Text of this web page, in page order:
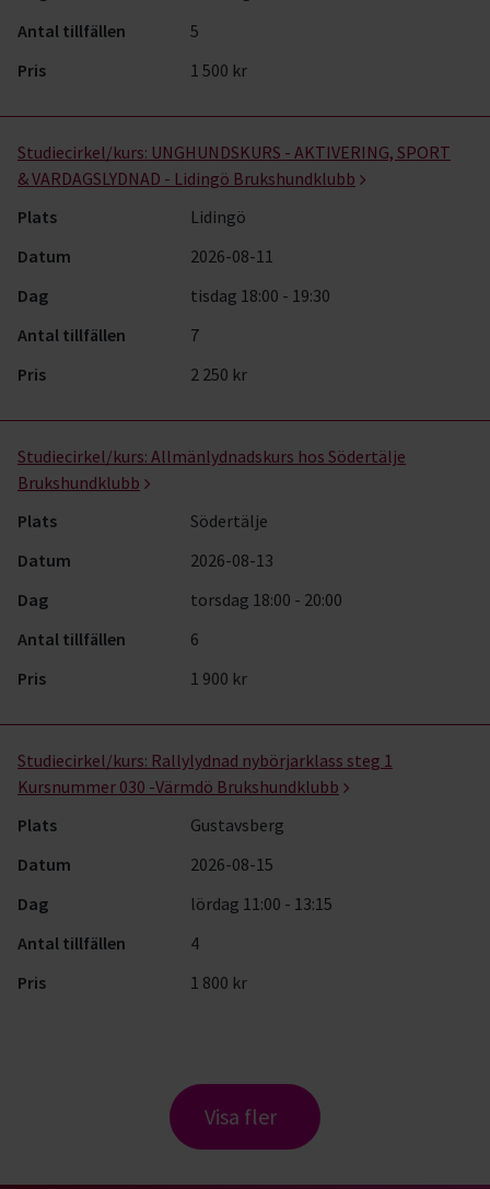
Antal tillfällen
5
Pris
1 500 kr
Studiecirkel/kurs: UNGHUNDSKURS - AKTIVERING, SPORT
& VARDAGSLYDNAD - Lidingö Brukshundklubb
Plats
Lidingö
Datum
2026-08-11
Dag
tisdag 18:00 - 19:30
Antal tillfällen
7
Pris
2 250 kr
Studiecirkel/kurs: Allmänlydnadskurs hos Södertälje
Brukshundklubb
Plats
Södertälje
Datum
2026-08-13
Dag
torsdag 18:00 - 20:00
Antal tillfällen
6
Pris
1 900 kr
Studiecirkel/kurs: Rallylydnad nybörjarklass steg 1
Kursnummer 030 -Värmdö Brukshundklubb
Plats
Gustavsberg
Datum
2026-08-15
Dag
lördag 11:00 - 13:15
Antal tillfällen
4
Pris
1 800 kr
Visa fler